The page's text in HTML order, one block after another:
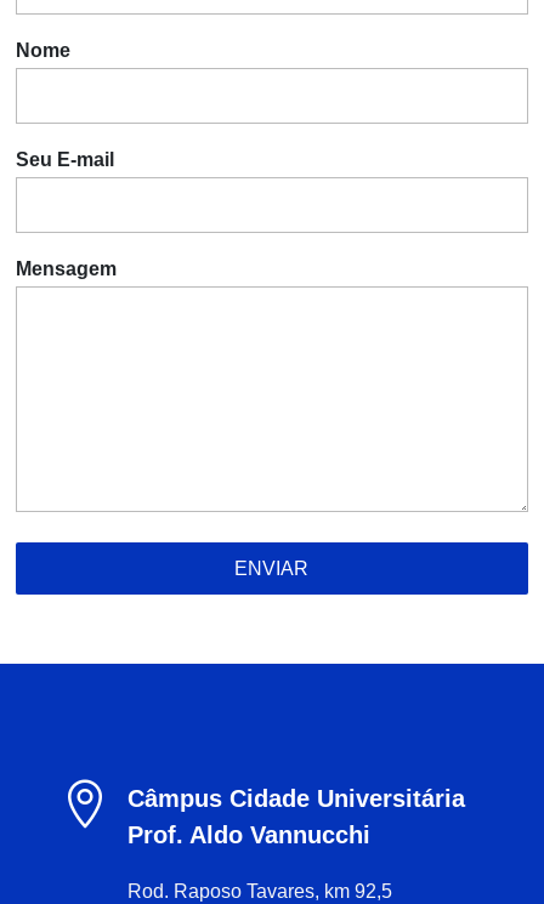
Nome
Seu E-mail
Mensagem
ENVIAR

Câmpus Cidade Universitária
Prof. Aldo Vannucchi
Rod. Raposo Tavares, km 92,5